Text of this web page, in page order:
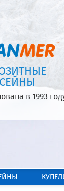
в 1993